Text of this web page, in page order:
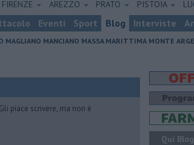
FIRENZE AREZZO PRATO PISTOIA
Eventi Sport Blog Interviste
MAGLIANO MANCIANO MASSA MARITTIMA MONTE
piace scrivere, ma non è
Qui Blog